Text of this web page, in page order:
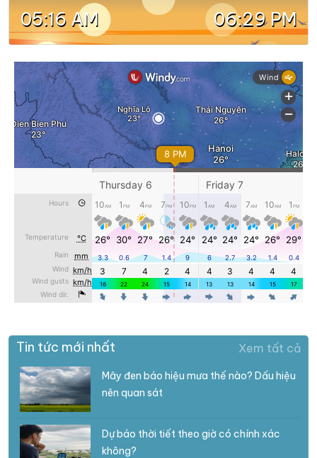
05:16 AM 06:29 PM
Tin tức mới nhất Xem tất cả
Mây đen báo hiệu mưa thế nào? Dấu hiệu
nên quan sát
Dự báo thời tiết theo giờ có chính xác
không?